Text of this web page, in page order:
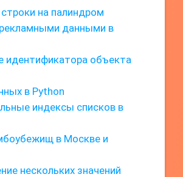
на палиндром
данными в
идентификатора объекта
в Python
индексы списков в
в Москве и
нескольких значений